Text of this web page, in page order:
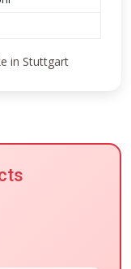
in Stuttgart